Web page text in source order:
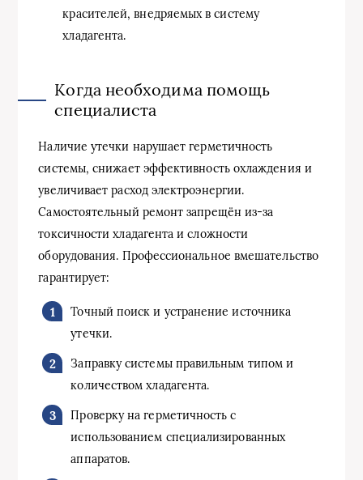
красителей, внедряемых в систему
хладагента.
Когда необходима помощь
специалиста
Наличие утечки нарушает герметичность
системы, снижает эффективность охлаждения и
увеличивает расход электроэнергии.
Самостоятельный ремонт запрещён из-за
токсичности хладагента и сложности
оборудования. Профессиональное вмешательство
гарантирует:
Точный поиск и устранение источника
утечки.
Заправку системы правильным типом и
количеством хладагента.
Проверку на герметичность с
использованием специализированных
аппаратов.